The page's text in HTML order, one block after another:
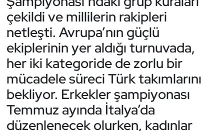
çekildi ve millilerin rakipleri
netleşti. Avrupa’nın güçlü
ekiplerinin yer aldığı turnuvada,
her iki kategoride de zorlu bir
mücadele süreci Türk takımlarını
bekliyor. Erkekler şampiyonası
Temmuz ayında İtalya’da
düzenlenecek olurken, kadınlar
Futbol
Futsal
Genel
Golf
Güreş